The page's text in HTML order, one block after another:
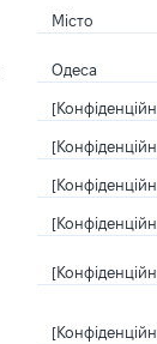
Місто
Одеса